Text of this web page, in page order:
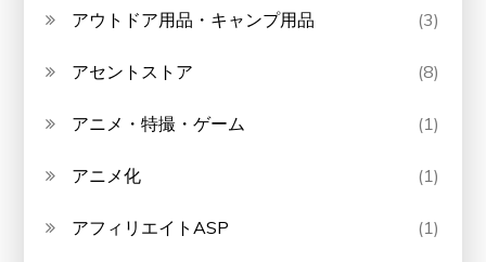
アウトドア用品・キャンプ用品 (3)
アセントストア (8)
アニメ・特撮・ゲーム (1)
アニメ化 (1)
アフィリエイトASP (1)